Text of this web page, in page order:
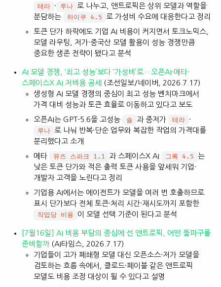
테라 · 루나 로 나누고, 앤트로픽은 상위 모델과 역할을
분담하는
하이쿠 4.5 로 가성비 수요에 대응한다고 정리
토큰 단가 하락에도 기업 AI 비용이 커지면서 토크노믹스,
모델 라우팅, 저가·중국산 모델 활용이 성능 경쟁만큼
중요한 생존 전략이 됐다고 분석
AI 모델 경쟁, ‘최고 성능’보다 ‘가성비’로…오픈AI·메타·
스페이스X AI 저비용 공세
(조선일보/네이버, 2026.7.17)
생성형 AI 모델 경쟁의 중심이 최고 성능 벤치마크에서
가격 대비 성능과 토큰 효율로 이동하고 있다고 보도
오픈AI는 GPT-5.6을 고성능
솔 과 중저가 테라 ·
루나 로 나눠 반복·단순 업무와 복잡한 작업의 가격대를
분리했다고 소개
메타
뮤즈 스파크 1.1 과 스페이스X AI 그록 4.5 는
낮은 토큰 단가와 적은 출력 토큰 사용을 앞세워 기업·
개발자 고객을 노린다고 정리
기업용 AI에서는 에이전트가 모델을 여러 번 호출하므로
표시 단가보다 전체 토큰·처리 시간·재시도까지 포함한
작업당 비용 이 모델 선택 기준이 된다고 분석
[7월16일] AI 비용 부담의 중심에 선 앤트로픽, 어떤 돌파구를
준비할까(AI타임스, 2026.7.17)
기업들이 고가 폐쇄형 모델 대신 오픈소스·저가 모델을
검토하는 흐름 속에서, 클로드·페이블 같은 앤트로픽
모델도 비용 조정 대상이 될 수 있다고 설명